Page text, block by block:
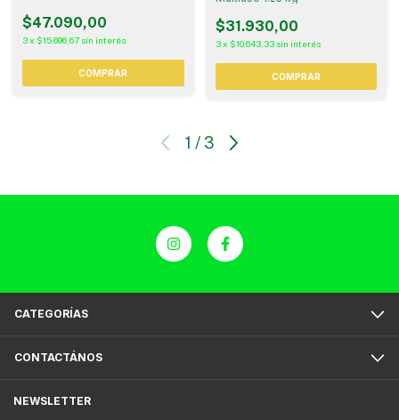
$47.090,00
3x $15.696,67 sin interés
COMPRAR
$31.930,00
3 x $10.643,33 sin interés
COMPRAR
1 / 3
CATEGORÍAS
CONTACTÁNOS
NEWSLETTER